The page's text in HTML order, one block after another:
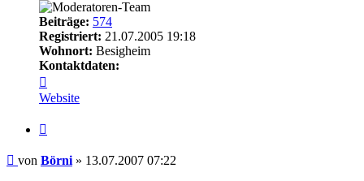
Beiträge: 574
Registriert: 21.07.2005 19:18
Wohnort: Besigheim
Kontaktdaten:
von
Börni
Website
Beitrag
von Börni » 13.07.2007 07:22